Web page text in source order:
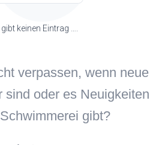
keinen Eintrag ….
verpassen, wenn neue
sind oder es Neuigkeiten
gibt?